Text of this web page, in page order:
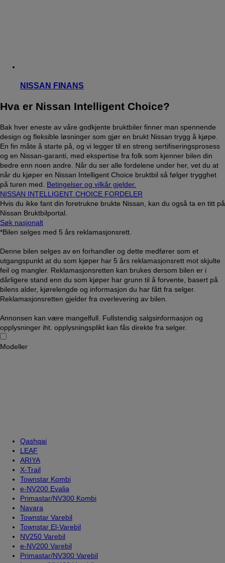
NISSAN FINANS
Hva er Nissan Intelligent Choice?
Bak hver eneste av våre godkjente bruktbiler finner man spennende
design og fleksible løsninger som gjør en brukt Nissan trygg å kjøpe.
En fin måte å starte på, og vi legger til en streng sertifiseringsprosess
og en Nissan-garanti, med ekspertise fra folk som kjenner bilen din
bedre enn noen andre. Når du ser alle fordelene under her, vet du at
når du kjøper en Nissan Intelligent Choice bruktbil så følger trygghet
på turen med. Betingelser og vilkår gjelder.
NISSAN INTELLIGENT CHOICE FORDELER
Hvis du ikke fant din foretrukne brukte Nissan, kan du også ta en titt på
Nissan Bruktbilportal.
Søk nasjonalt
*Bilen selges med 5 års reklamasjonsrett.
Denne bilen selges av en forhandler og dette medfører som et
utgangspunkt at du som kjøper har 5 års reklamasjonsrett mot skjulte
feil og mangler. Reklamasjonsretten kan brukes dersom bilen er i
dårligere stand enn du som kjøper har grunn til å forvente, basert på
bilens alder, kjørelengde og informasjon du har fått fra selger.
Reklamasjonsretten gjelder fra overlevering av bilen.
Annonsen kan være mangelfull. Fullstendig salgsinformasjon og
opplysninger iht. opplysningsplikt kan fås direkte fra selger.
Modeller
Qashqai
LEAF
ARIYA
X-Trail
Townstar Kombi
e-NV200 Evalia
Primastar/NV300 Kombi
Navara
Townstar Varebil
Townstar El-Varebil
NV250 Varebil
e-NV200 Varebil
Primastar/NV300 Varebil